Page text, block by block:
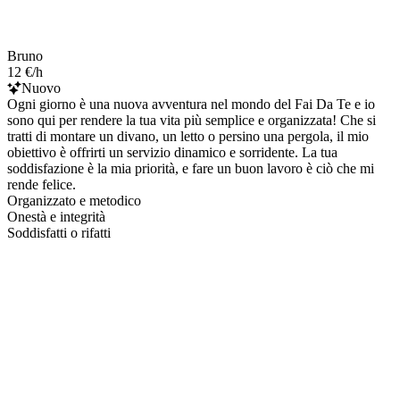
Bruno
12 €/h
Nuovo
Ogni giorno è una nuova avventura nel mondo del Fai Da Te e io
sono qui per rendere la tua vita più semplice e organizzata! Che si
tratti di montare un divano, un letto o persino una pergola, il mio
obiettivo è offrirti un servizio dinamico e sorridente. La tua
soddisfazione è la mia priorità, e fare un buon lavoro è ciò che mi
rende felice.
Organizzato e metodico
Onestà e integrità
Soddisfatti o rifatti